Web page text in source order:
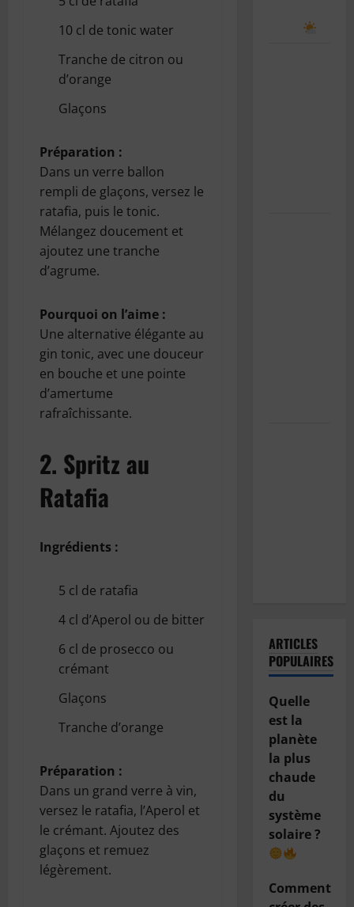
10 cl de tonic water
Tranche de citron ou
d’orange
Glaçons
Préparation :
Dans un verre ballon
rempli de glaçons, versez le
ratafia, puis le tonic.
Mélangez doucement et
ajoutez une tranche
d’agrume.
Pourquoi on l’aime :
Une alternative élégante au
gin tonic, avec une douceur
en bouche et une pointe
d’amertume
rafraîchissante.
2. Spritz au
Ratafia
Ingrédients :
5 cl de ratafia
4 cl d’Aperol ou de bitter
6 cl de prosecco ou
crémant
Glaçons
Tranche d’orange
Préparation :
Dans un grand verre à vin,
versez le ratafia, l’Aperol et
le crémant. Ajoutez des
glaçons et remuez
légèrement.
ARTICLES
POPULAIRES
Quelle
est la
planète
la plus
chaude
du
système
solaire ?
Comment